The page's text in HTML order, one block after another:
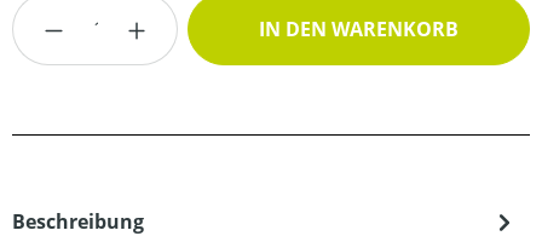
Produkt Anzahl: Gib den gewünschten
IN DEN WARENKORB
Beschreibung